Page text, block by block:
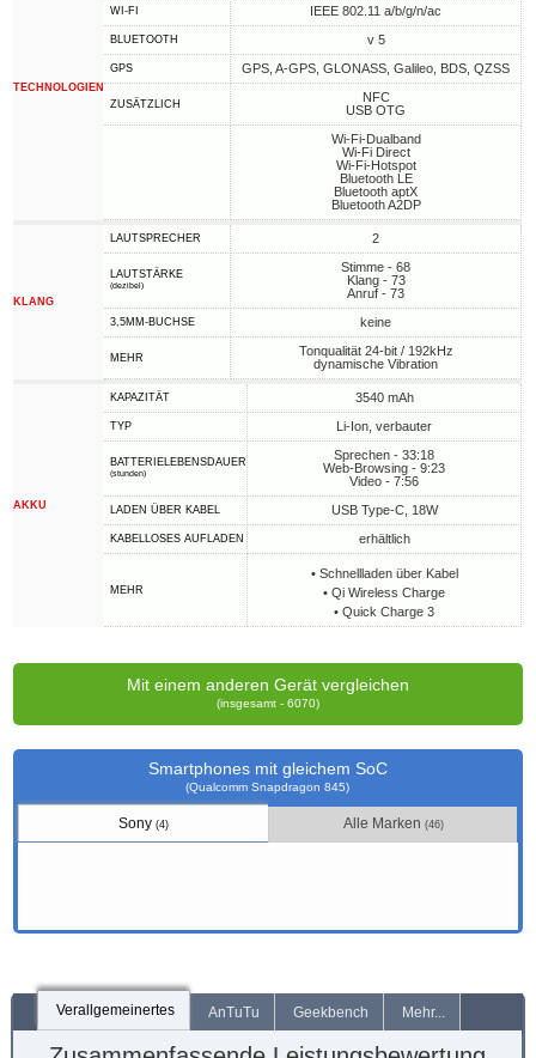
TECHNOLOGIEN
WI-FI IEEE 802.11 a/b/g/n/ac
BLUETOOTH v 5
GPS GPS, A-GPS, GLONASS, Galileo, BDS, QZSS
ZUSÄTZLICH
NFC
USB OTG
Wi-Fi-Dualband
Wi-Fi Direct
Wi-Fi-Hotspot
Bluetooth LE
Bluetooth aptX
Bluetooth A2DP
KLANG
LAUTSPRECHER 2
LAUTSTÄRKE
(dezibel)
Stimme - 68
Klang - 73
Anruf - 73
3,5MM-BUCHSE keine
MEHR
Tonqualität 24-bit / 192kHz
dynamische Vibration
AKKU
KAPAZITÄT 3540 mAh
TYP Li-Ion, verbauter
BATTERIELEBENSDAUER
(stunden)
Sprechen - 33:18
Web-Browsing - 9:23
Video - 7:56
LADEN ÜBER KABEL USB Type-C, 18W
KABELLOSES AUFLADEN erhältlich
MEHR
• Schnellladen über Kabel
• Qi Wireless Charge
• Quick Charge 3
Mit einem anderen Gerät vergleichen
(insgesamt - 6070)
Smartphones mit gleichem SoC
(Qualcomm Snapdragon 845)
Sony(4) Alle Marken (46)
Verallgemeinertes AnTuTu Geekbench Mehr...